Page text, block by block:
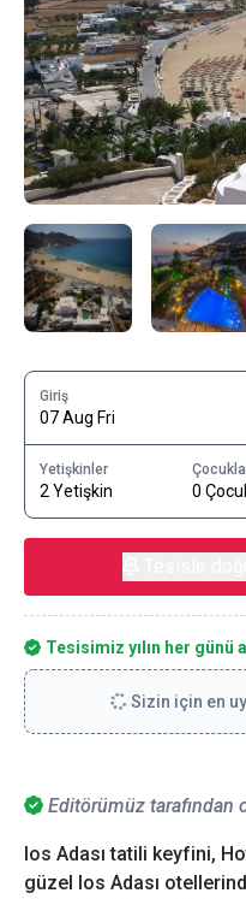
Editörümüz tarafından
Ios Adası tatili keyfini,
güzel Ios Adası
Giriş
07 Aug Fri
Yetişkinler
2 Yetişkin 0
Tesisimiz yılın her günü
Sizin için en